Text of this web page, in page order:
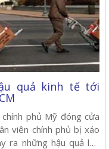
quả kinh tế tới
phủ Mỹ đóng cửa
viên chính phủ bị xáo
ra những hậu quả lớn